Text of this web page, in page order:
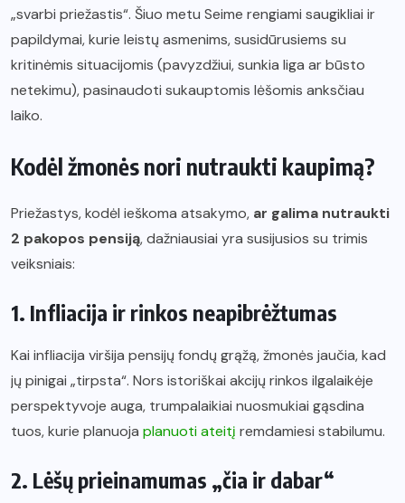
„svarbi priežastis“. Šiuo metu Seime rengiami saugikliai ir
papildymai, kurie leistų asmenims, susidūrusiems su
kritinėmis situacijomis (pavyzdžiui, sunkia liga ar būsto
netekimu), pasinaudoti sukauptomis lėšomis anksčiau
laiko.
Kodėl žmonės nori nutraukti kaupimą?
Priežastys, kodėl ieškoma atsakymo, ar galima nutraukti
2 pakopos pensiją, dažniausiai yra susijusios su trimis
veiksniais:
1. Infliacija ir rinkos neapibrėžtumas
Kai infliacija viršija pensijų fondų grąžą, žmonės jaučia, kad
jų pinigai „tirpsta“. Nors istoriškai akcijų rinkos ilgalaikėje
perspektyvoje auga, trumpalaikiai nuosmukiai gąsdina
tuos, kurie planuoja planuoti ateitį remdamiesi stabilumu.
2. Lėšų prieinamumas „čia ir dabar“